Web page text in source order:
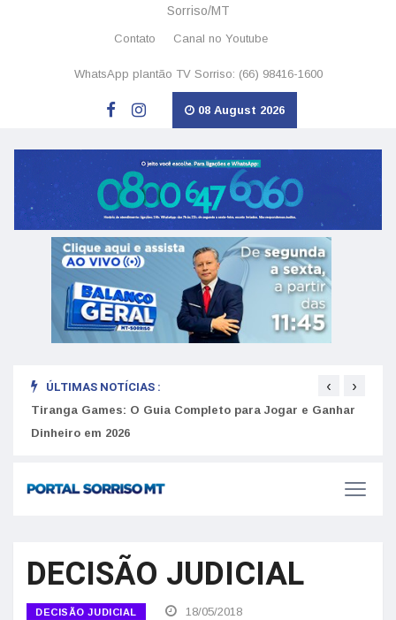
Sorriso/MT
Contato Canal no Youtube
WhatsApp plantão TV Sorriso: (66) 98416-1600
08 August 2026
ÚLTIMAS NOTÍCIAS :
Tiranga Games: O Guia Completo para Jogar e Ganhar
Dinheiro em 2026
‹ ›
DECISÃO JUDICIAL
DECISÃO JUDICIAL 18/05/2018